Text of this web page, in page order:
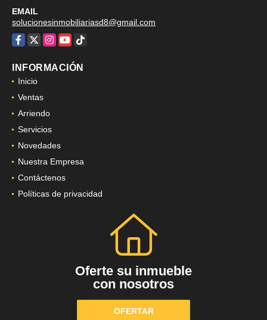
EMAIL
solucionesinmobiliariasd8@gmail.com
Facebook
X Instagram
YouTube
TikTok
INFORMACIÓN
Inicio
Ventas
Arriendo
Servicios
Novedades
Nuestra Empresa
Contáctenos
Políticas de privacidad
Oferte su inmueble
con nosotros
OFERTAR